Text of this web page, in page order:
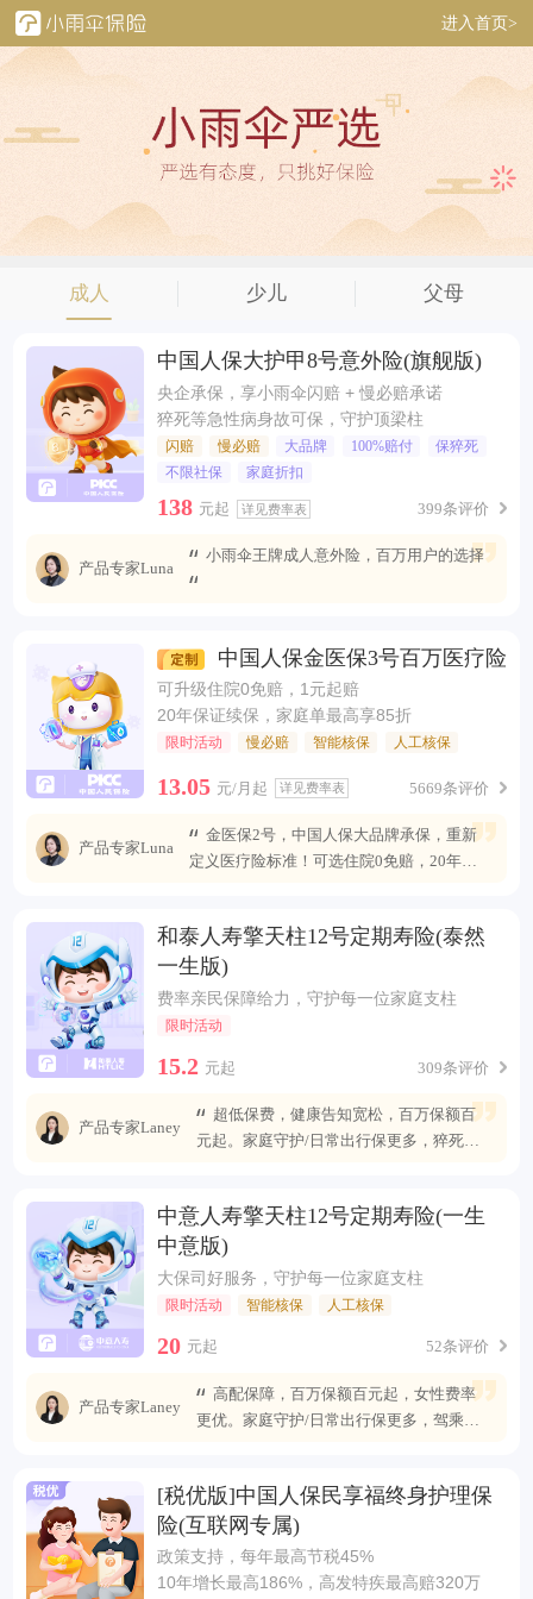
进入首页>
成人 少儿 父母
中国人保大护甲8号意外险(旗舰版)
央企承保，享小雨伞闪赔 + 慢必赔承诺
猝死等急性病身故可保，守护顶梁柱
闪赔 慢必赔 大品牌 100%赔付
保猝死
不限社保
家庭折扣
138 元起 详见费率表 399条评价
产品专家Luna
小雨伞王牌成人意外险，百万用户的选择
中国人保金医保3号百万医疗险
可升级住院0免赔，1元起赔
20年保证续保，家庭单最高享85折
限时活动 慢必赔 智能核保 人工核保
13.05 元/月起 详见费率表 5669条评价
产品专家Luna
金医保2号，中国人保大品牌承保，重新
定义医疗险标准！可选住院0免赔，20年安
和泰人寿擎天柱12号定期寿险(泰然
一生版)
费率亲民保障给力，守护每一位家庭支柱
限时活动
15.2 元起 309条评价
产品专家Laney
超低保费，健康告知宽松，百万保额百
元起。家庭守护/日常出行保更多，猝死可
中意人寿擎天柱12号定期寿险(一生
中意版)
大保司好服务，守护每一位家庭支柱
限时活动 智能核保 人工核保
20 元起 52条评价
产品专家Laney
高配保障，百万保额百元起，女性费率
更优。家庭守护/日常出行保更多，驾乘自
[税优版]中国人保民享福终身护理保
险(互联网专属)
政策支持，每年最高节税45%
10年增长最高186%，高发特疾最高赔320万